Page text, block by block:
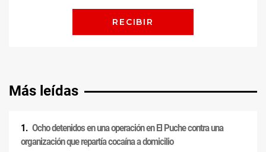
Más leídas
Ocho detenidos en una operación en El Puche contra una
organización que repartía cocaína a domicilio